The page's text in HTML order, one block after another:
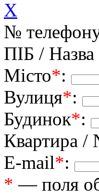
X
№
ПІБ / Назва
Місто*:
Вулиця*:
Будинок*:
Квартира /
E-mail*:
* — поля